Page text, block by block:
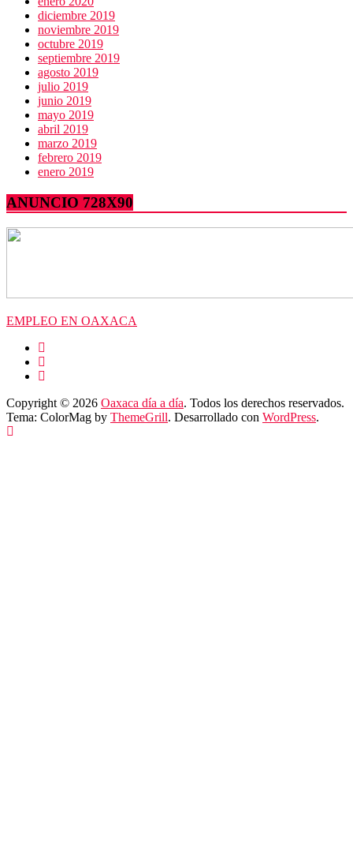
diciembre 2019
noviembre 2019
octubre 2019
septiembre 2019
agosto 2019
julio 2019
junio 2019
mayo 2019
abril 2019
marzo 2019
febrero 2019
enero 2019
ANUNCIO 728X90
EMPLEO EN OAXACA
Copyright © 2026 Oaxaca día a día. Todos los derechos reservados.
Tema: ColorMag by ThemeGrill. Desarrollado con WordPress.